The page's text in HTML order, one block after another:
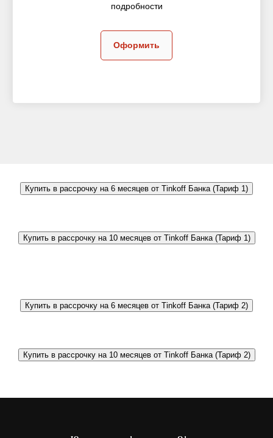
подробности
Оформить
Купить в рассрочку на 6 месяцев от Tinkoff Банка (Тариф 1)
Купить в рассрочку на 10 месяцев от Tinkoff Банка (Тариф 1)
Купить в рассрочку на 6 месяцев от Tinkoff Банка (Тариф 2)
Купить в рассрочку на 10 месяцев от Tinkoff Банка (Тариф 2)